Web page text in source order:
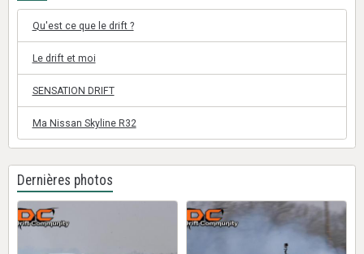
Qu'est ce que le drift ?
Le drift et moi
SENSATION DRIFT
Ma Nissan Skyline R32
Dernières photos